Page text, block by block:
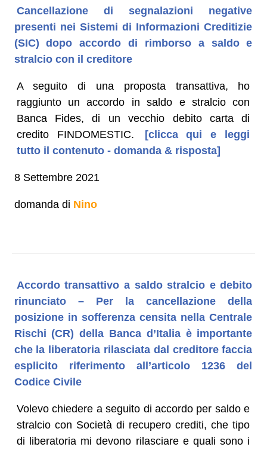
Cancellazione di segnalazioni negative
presenti nei Sistemi di Informazioni Creditizie
(SIC) dopo accordo di rimborso a saldo e
stralcio con il creditore
A seguito di una proposta transattiva, ho
raggiunto un accordo in saldo e stralcio con
Banca Fides, di un vecchio debito carta di
credito FINDOMESTIC.
[clicca qui e leggi
tutto il contenuto - domanda & risposta]
8 Settembre 2021
domanda di Nino
Accordo transattivo a saldo stralcio e debito
rinunciato – Per la cancellazione della
posizione in sofferenza censita nella Centrale
Rischi (CR) della Banca d’Italia è importante
che la liberatoria rilasciata dal creditore faccia
esplicito riferimento all’articolo 1236 del
Codice Civile
Volevo chiedere a seguito di accordo per saldo e
stralcio con Società di recupero crediti, che tipo
di liberatoria mi devono rilasciare e quali sono i